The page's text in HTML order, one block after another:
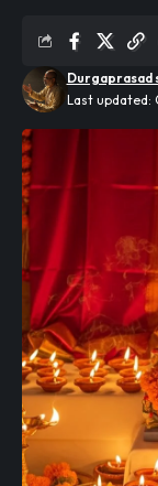
Last updated:
Durgaprasad